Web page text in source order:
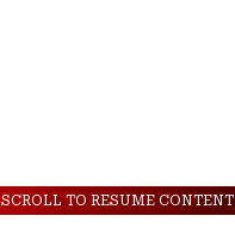
SCROLL TO RESUME CONTENT